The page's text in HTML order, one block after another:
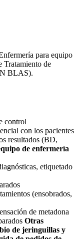
para equipo
Tratamiento de
BLAS).
control
con los pacientes
resultados (BD,
de enfermería
etiquetado
(ensobrados,
de metadona
Otras
de jeringuillas y